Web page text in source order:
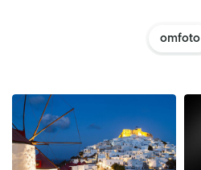
omfoto